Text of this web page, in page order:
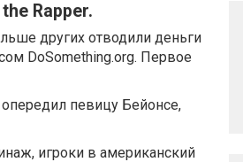
Rapper.
других отводили деньги
DoSomething.org. Первое
певицу Бейонсе,
игроки в американский